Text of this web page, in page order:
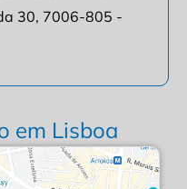
30, 7006-805 -
em Lisboa